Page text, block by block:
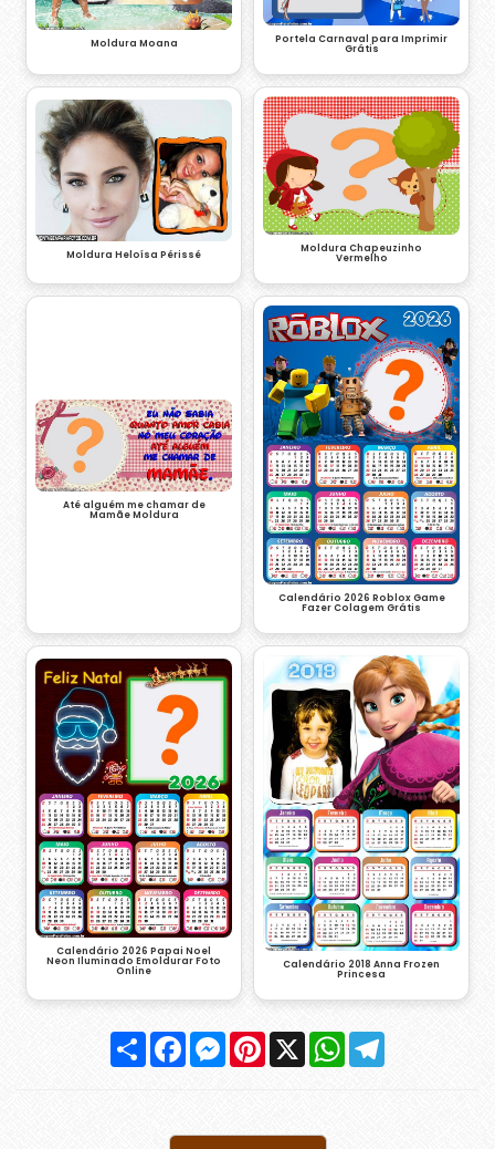
Moldura Moana Portela Carnaval para Imprimir
Grátis
Moldura Heloísa Périssé Moldura Chapeuzinho
Vermelho
Até alguém me chamar de
Mamãe Moldura
Calendário 2026 Roblox Game
Fazer Colagem Grátis
Calendário 2026 Papai Noel
Neon Iluminado Emoldurar Foto
Online Calendário 2018 Anna Frozen
Princesa
Compartilhar
FacebookMessenger
Pinterest
X WhatsApp